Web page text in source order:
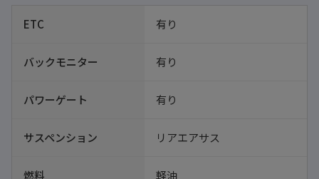
ETC 有り
バックモニター 有り
パワーゲート 有り
サスペンション リアエアサス
燃料 軽油